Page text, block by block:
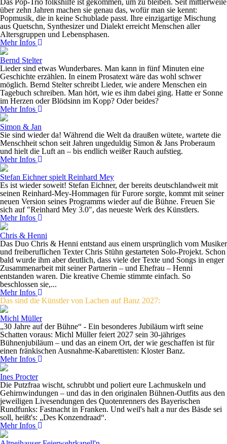
Das Pop-Trio folkshilfe ist gekommen, um zu bleiben. Seit mittlerweile
über zehn Jahren machen sie genau das, wofür man sie kennt:
Popmusik, die in keine Schublade passt. Ihre einzigartige Mischung
aus Quetschn, Synthesizer und Dialekt erreicht Menschen aller
Altersgruppen und Lebensphasen.
Mehr Infos
Bernd Stelter
Lieder sind etwas Wunderbares. Man kann in fünf Minuten eine
Geschichte erzählen. In einem Prosatext wäre das wohl schwer
möglich. Bernd Stelter schreibt Lieder, wie andere Menschen ein
Tagebuch schreiben. Man hört, wie es ihm dabei ging. Hatte er Sonne
im Herzen oder Blödsinn im Kopp? Oder beides?
Mehr Infos
Simon & Jan
Sie sind wieder da! Während die Welt da draußen wütete, wartete die
Menschheit schon seit Jahren ungeduldig Simon & Jans Proberaum
und hielt die Luft an – bis endlich weißer Rauch aufstieg.
Mehr Infos
Stefan Eichner spielt Reinhard Mey
Es ist wieder soweit! Stefan Eichner, der bereits deutschlandweit mit
seinen Reinhard-Mey-Hommagen für Furore sorgte, kommt mit seiner
neuen Version seines Programms wieder auf die Bühne. Freuen Sie
sich auf "Reinhard Mey 3.0", das neueste Werk des Künstlers.
Mehr Infos
Chris & Henni
Das Duo Chris & Henni entstand aus einem ursprünglich vom Musiker
und freiberuflichen Texter Chris Stühn gestarteten Solo-Projekt. Schon
bald wurde ihm aber deutlich, dass viele der Texte und Songs in enger
Zusammenarbeit mit seiner Partnerin – und Ehefrau – Henni
entstanden waren. Die kreative Chemie stimmte einfach. So
beschlossen sie,...
Mehr Infos
Das sind die Künstler von Lachen auf Banz 2027:
Michl Müller
„30 Jahre auf der Bühne“ - Ein besonderes Jubiläum wirft seine
Schatten voraus: Michl Müller feiert 2027 sein 30-jähriges
Bühnenjubiläum – und das an einem Ort, der wie geschaffen ist für
einen fränkischen Ausnahme-Kabarettisten: Kloster Banz.
Mehr Infos
Ines Procter
Die Putzfraa wischt, schrubbt und poliert eure Lachmuskeln und
Gehirnwindungen – und das in den originalen Bühnen-Outfits aus den
jeweiligen Livesendungen des Quotenrenners des Bayerischen
Rundfunks: Fastnacht in Franken. Und weil's halt a nur des Bäsde sei
soll, heißt's: „Des Konzendraad“.
Mehr Infos